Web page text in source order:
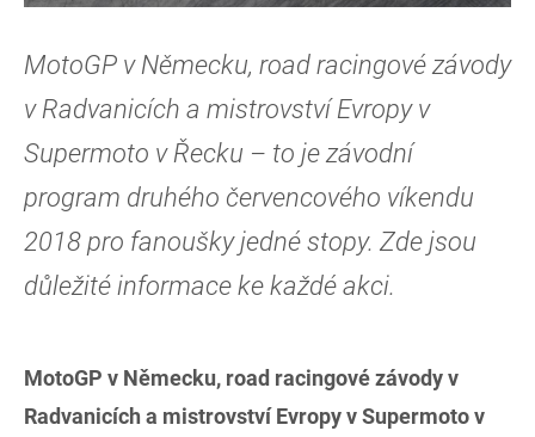
MotoGP v Německu, road racingové závody
v Radvanicích a mistrovství Evropy v
Supermoto v Řecku – to je závodní
program druhého červencového víkendu
2018 pro fanoušky jedné stopy. Zde jsou
důležité informace ke každé akci.
MotoGP v Německu, road racingové závody v
Radvanicích a mistrovství Evropy v Supermoto v